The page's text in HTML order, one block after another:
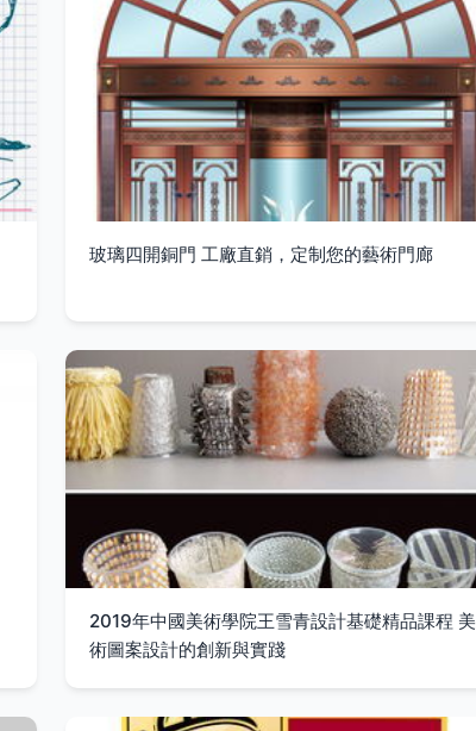
玻璃四開銅門 工廠直銷，定制您的藝術門廊
2019年中國美術學院王雪青設計基礎精品課程 美
術圖案設計的創新與實踐